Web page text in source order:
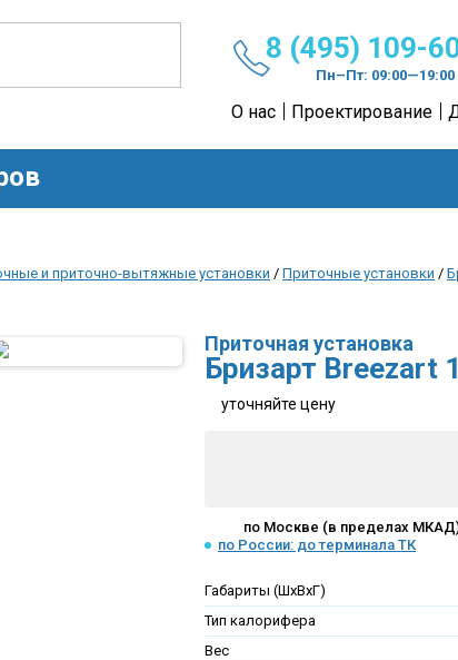
8 (495) 109-
Пн–Пт: 09:00—19:00
О нас Проектирование
и приточно-вытяжные установки / Приточные установки /
Приточная установка
Бризарт Breezart
уточняйте цену
по Москве (в пределах
по России: до терминала ТК
Габариты (ШхВхГ)
Тип калорифера
Вес